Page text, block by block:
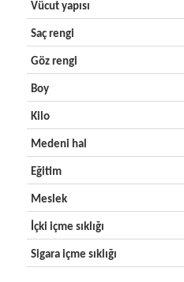
Vücut yapısı
Saç rengi
Göz rengi
Boy
Kilo
Medeni hal
Eğitim
Meslek
İçki içme sıklığı
Sigara içme sıklığı